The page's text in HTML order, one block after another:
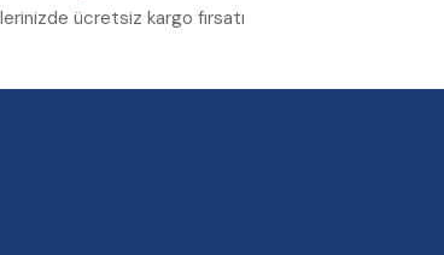
ücretsiz kargo fırsatı